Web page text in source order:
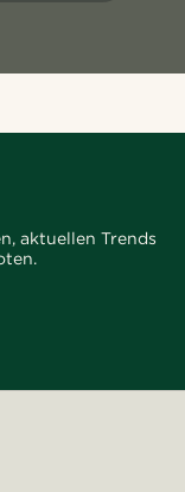
aktuellen Trends